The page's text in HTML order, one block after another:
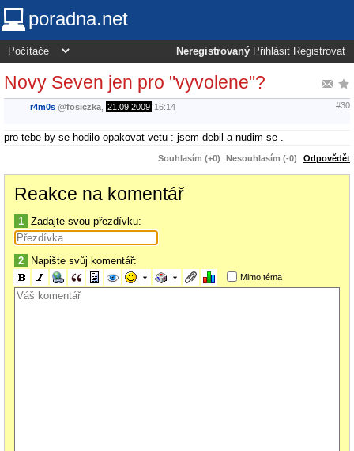
poradna.net
Neregistrovaný Přihlásit Registrovat
Novy Seven jen pro "vyvolene"?
r4m0s @fosiczka 21.09.2009 16:14 #30
pro tebe by se hodilo opakovat vetu : jsem debil a nudim se .
Souhlasím (+0) Nesouhlasím (-0) Odpovědět
Reakce na komentář
1 Zadajte svou přezdívku:
2 Napište svůj komentář:
Mimo téma